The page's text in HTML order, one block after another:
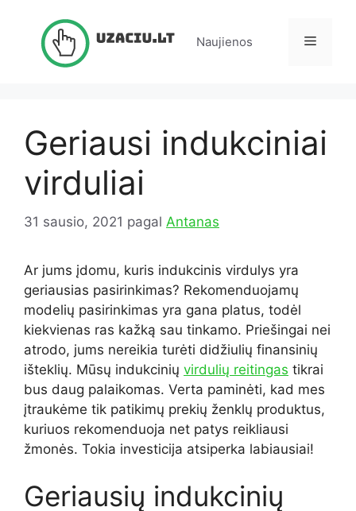
Naujienos Meniu
Geriausi indukciniai
virduliai
31 sausio, 2021 pagal Antanas
Ar jums įdomu, kuris indukcinis virdulys yra
geriausias pasirinkimas? Rekomenduojamų
modelių pasirinkimas yra gana platus, todėl
kiekvienas ras kažką sau tinkamo. Priešingai nei
atrodo, jums nereikia turėti didžiulių finansinių
išteklių. Mūsų indukcinių virdulių reitingas tikrai
bus daug palaikomas. Verta paminėti, kad mes
įtraukėme tik patikimų prekių ženklų produktus,
kuriuos rekomenduoja net patys reikliausi
žmonės. Tokia investicija atsiperka labiausiai!
Geriausių indukcinių